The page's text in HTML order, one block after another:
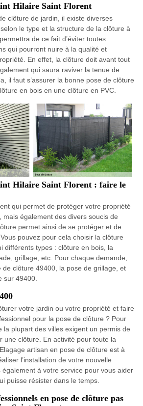
Hilaire Saint Florent
clôture de jardin, il existe diverses
le type et la structure de la clôture à
de ce fait d’éviter toutes
qui pourront nuire à la qualité et
En effet, la clôture doit avant tout
qui saura raviver la tenue de
il faut s’assurer la bonne pose de clôture
en bois en une clôture en PVC.
Hilaire Saint Florent : faire le
qui permet de protéger votre propriété
mais également des divers soucis de
permet ainsi de se protéger et de
pouvez pour cela choisir la clôture
différents types : clôture en bois, la
grillage, etc. Pour chaque demande,
de clôture 49400, la pose de grillage, et
sur 49400.
votre jardin ou votre propriété et faire
pour la pose de clôture ? Pour
la plupart des villes exigent un permis de
une clôture. En activité pour toute la
artisan en pose de clôture est à
l’installation de votre nouvelle
à votre service pour vous aider
puisse résister dans le temps.
en pose de clôture pas